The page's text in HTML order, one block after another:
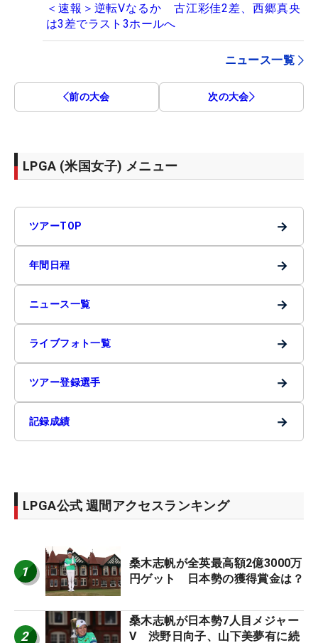
＜速報＞逆転Vなるか 古江彩佳2差、西郷真央
は3差でラスト3ホールへ
ニュース一覧
前の大会 次の大会
LPGA (米国女子) メニュー
ツアーTOP →
年間日程 →
ニュース一覧 →
ライブフォト一覧 →
ツアー登録選手 →
記録成績 →
LPGA公式 週間アクセスランキング
1
桑木志帆が全英最高額2億3000万
円ゲット 日本勢の獲得賞金は？
2
桑木志帆が日本勢7人目メジャー
V 渋野日向子、山下美夢有に続